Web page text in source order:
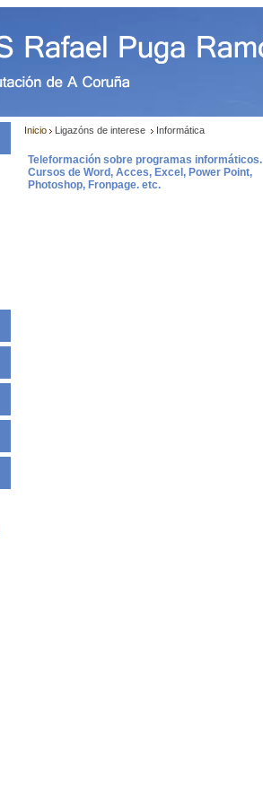
Inicio Ligazóns de interese Informática
Teleformación sobre programas informáticos.
Cursos de Word, Acces, Excel, Power Point,
Photoshop, Fronpage. etc.